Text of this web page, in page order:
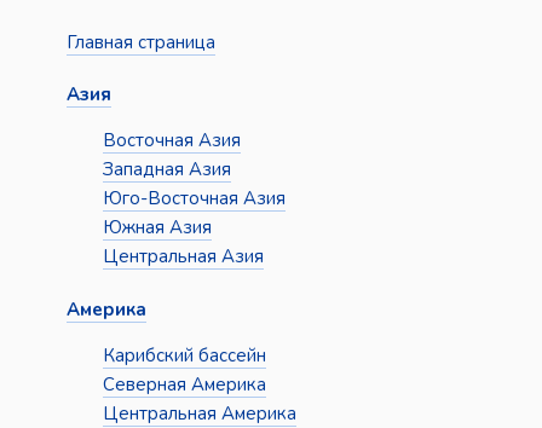
Главная страница
Азия
Восточная Азия
Западная Азия
Юго-Восточная Азия
Южная Азия
Центральная Азия
Америка
Карибский бассейн
Северная Америка
Центральная Америка